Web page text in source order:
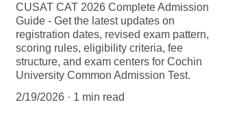
CUSAT CAT 2026 Complete Admission
Guide - Get the latest updates on
registration dates, revised exam pattern,
scoring rules, eligibility criteria, fee
structure, and exam centers for Cochin
University Common Admission Test.
2/19/2026
1 min read